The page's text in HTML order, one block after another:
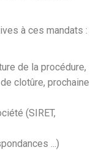
à ces mandats :
de la procédure,
clotûre, prochaine
(SIRET,
...)